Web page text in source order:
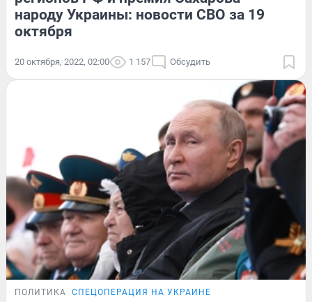
народу Украины: новости СВО за 19
октября
20 октября, 2022, 02:00 1 157 Обсудить
ПОЛИТИКА СПЕЦОПЕРАЦИЯ НА УКРАИНЕ